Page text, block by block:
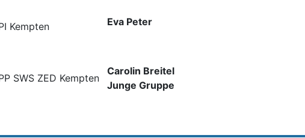
Kempten Eva Peter
SWS ZED Kempten
Carolin Breitel
Junge Gruppe